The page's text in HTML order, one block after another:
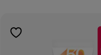
toevoegen